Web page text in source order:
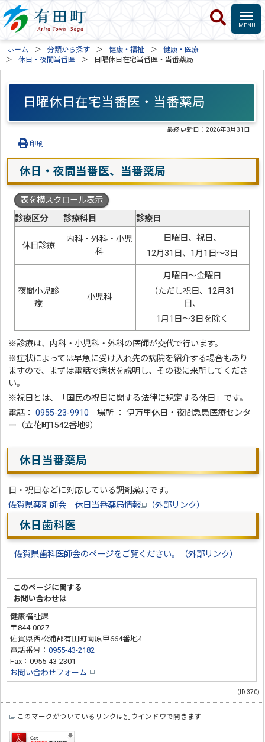
ホーム 分類から探す 健康・福祉
健康・医療
休日・夜間当番医
日曜休日在宅当番医・当番薬局
日曜休日在宅当番医・当番薬局
最終更新日：2026年3月31日
印刷
休日・夜間当番医、当番薬局
表を横スクロール表示
診療区分
診療科目 診療日
休日診療
内科・外科・小児
科
日曜日、祝日、
12月31日、1月1日～3日
夜間小児診
療
小児科
月曜日～金曜日
（ただし祝日、12月31
日、
1月1日～3日を除く
※診療は、内科・小児科・外科の医師が交代で行います。
※症状によっては早急に受け入れ先の病院を紹介する場合もあり
ますので、まずは電話で病状を説明し、その後に来所してくださ
い。
※祝日とは、「国民の祝日に関する法律に規定する休日」です。
電話： 0955-23-9910 場所 ： 伊万里休日・夜間急患医療センタ
ー（立花町1542番地9）
休日当番薬局
日・祝日などに対応している調剤薬局です。
佐賀県薬剤師会 休日当番薬局情報
（外部リンク）
休日歯科医
佐賀県歯科医師会のページをご覧ください。（外部リンク）
このページに関する
お問い合わせは
健康福祉課
〒844-0027
佐賀県西松浦郡有田町南原甲664番地4
電話番号：0955-43-2182
Fax：0955-43-2301
お問い合わせフォーム
（ID:370）
このマークがついているリンクは別ウインドウで開きます